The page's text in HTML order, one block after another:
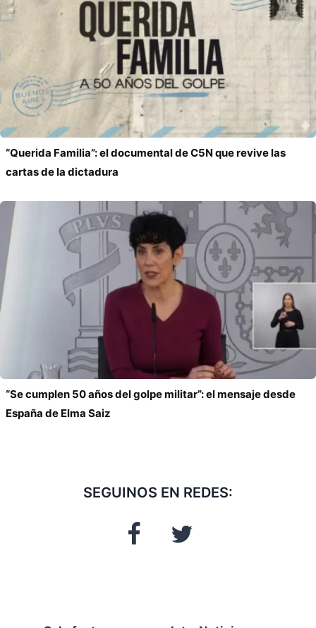
“Querida Familia”: el documental de C5N que revive las
cartas de la dictadura
“Se cumplen 50 años del golpe militar”: el mensaje desde
España de Elma Saiz
SEGUINOS EN REDES: